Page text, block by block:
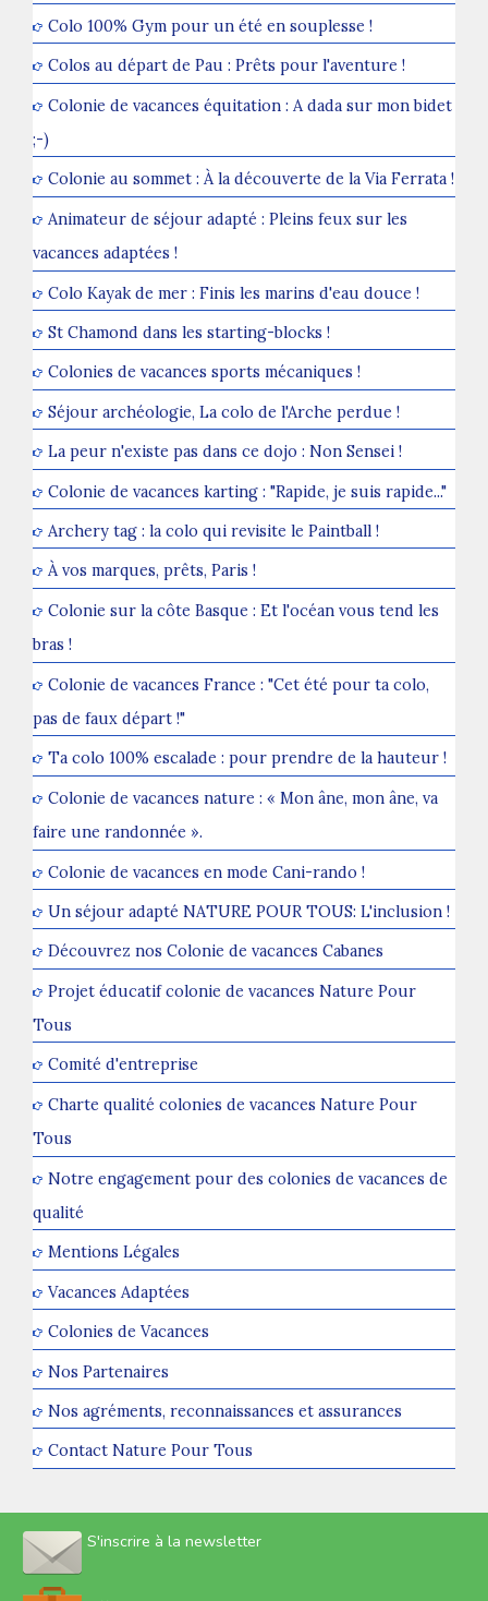
Colo 100% Gym pour un été en souplesse !
Colos au départ de Pau : Prêts pour l'aventure !
Colonie de vacances équitation : A dada sur mon bidet
;-)
Colonie au sommet : À la découverte de la Via Ferrata !
Animateur de séjour adapté : Pleins feux sur les
vacances adaptées !
Colo Kayak de mer : Finis les marins d'eau douce !
St Chamond dans les starting-blocks !
Colonies de vacances sports mécaniques !
Séjour archéologie, La colo de l'Arche perdue !
La peur n'existe pas dans ce dojo : Non Sensei !
Colonie de vacances karting : "Rapide, je suis rapide..."
Archery tag : la colo qui revisite le Paintball !
À vos marques, prêts, Paris !
Colonie sur la côte Basque : Et l'océan vous tend les
bras !
Colonie de vacances France : "Cet été pour ta colo,
pas de faux départ !"
Ta colo 100% escalade : pour prendre de la hauteur !
Colonie de vacances nature : « Mon âne, mon âne, va
faire une randonnée ».
Colonie de vacances en mode Cani-rando !
Un séjour adapté NATURE POUR TOUS: L'inclusion !
Découvrez nos Colonie de vacances Cabanes
Projet éducatif colonie de vacances Nature Pour
Tous
Comité d'entreprise
Charte qualité colonies de vacances Nature Pour
Tous
Notre engagement pour des colonies de vacances de
qualité
Mentions Légales
Vacances Adaptées
Colonies de Vacances
Nos Partenaires
Nos agréments, reconnaissances et assurances
Contact Nature Pour Tous
S'inscrire à la newsletter